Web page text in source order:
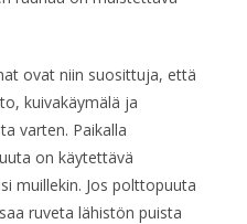
ovat niin suosittuja, että
kuivakäymälä ja
varten. Paikalla
on käytettävä
muillekin. Jos polttopuuta
ruveta lähistön puista